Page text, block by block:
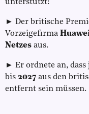
unterstützt:
► Der britische
Vorzeigefirma
Netzes aus.
► Er ordnete an, dass
bis 2027 aus den
entfernt sein müssen.